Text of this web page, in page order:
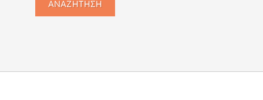
ΑΝΑΖΗΤΗΣΗ